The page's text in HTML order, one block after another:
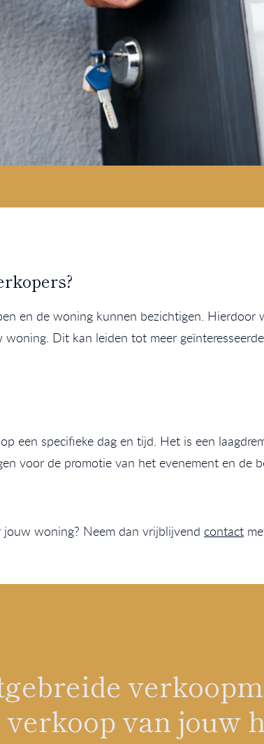
en de woning kunnen bezichtigen. Hierdoor
Dit kan leiden tot meer
een specifieke dag en tijd. Het is een
voor de promotie van het evenement en de
woning? Neem dan vrijblijvend contact
van jouw